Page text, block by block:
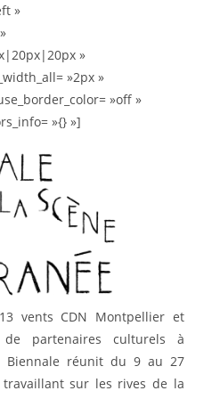
»
»
»2px »
»off »
»{} »]
vents CDN Montpellier et
partenaires culturels à
Biennale réunit du 9 au 27
sur les rives de la